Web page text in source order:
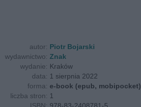
autor: Piotr Bojarski
wydawnictwo: Znak
wydanie: Kraków
data: 1 sierpnia 2022
forma: e-book (epub, mobipocket)
liczba stron: 1